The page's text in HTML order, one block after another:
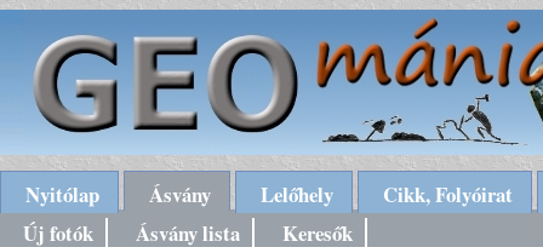
Nyitólap Ásvány Lelőhely
Cikk, Folyóirat
Új fotók
Ásvány lista Keresők